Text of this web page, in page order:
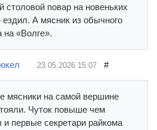
столовой повар на новеньких
А мясник из обычного
на «Волге».
23.05.2026 15:07 #
мясники на самой вершине
Чуток повыше чем
первые секретари райкома